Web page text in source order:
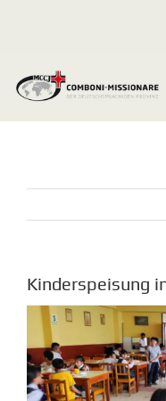
Kinderspeisung
Zeige
grösseres
Bild